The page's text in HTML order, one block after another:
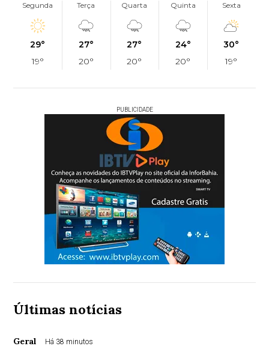
Segunda
29°
19°
Terça
27°
20°
Quarta
27°
20°
Quinta
24°
20°
Sexta
30°
19°
PUBLICIDADE
Últimas notícias
Geral Há 38 minutos